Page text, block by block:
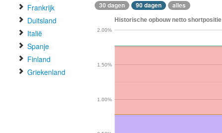
Frankrijk
Duitsland
Italië
Spanje
Finland
Griekenland
30 dagen 90 dagen alles
Historische opbouw netto
1.00%
1.50%
2.00%